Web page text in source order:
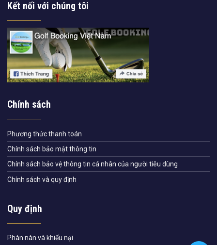
Kết nối với chúng tôi
Chính sách
Phương thức thanh toán
Chính sách bảo mật thông tin
Chính sách bảo vệ thông tin cá nhân của người tiêu dùng
Chính sách và quy định
Quy định
Phàn nàn và khiếu nại